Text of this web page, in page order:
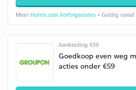
Meer Hotels.com kortingscodes • Geldig
Aanbieding €59
Goedkoop even weg
acties onder €59